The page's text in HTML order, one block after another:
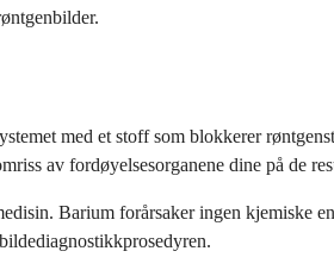
med et stoff som blokkerer
av fordøyelsesorganene dine på de
Barium forårsaker ingen